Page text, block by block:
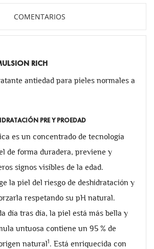
COMENTARIOS
RICH
antiedad para pieles normales a
PRE Y PROEDAD
es un concentrado de tecnología
de forma duradera, previene y
signos visibles de la edad.
la piel del riesgo de deshidratación y
respetando su pH natural.
día tras día, la piel está más bella y
untuosa contiene un 95 % de
natural1. Está enriquecida con